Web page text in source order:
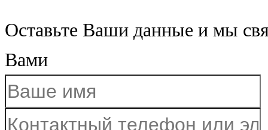
Оставьте Ваши данные и мы
Вами